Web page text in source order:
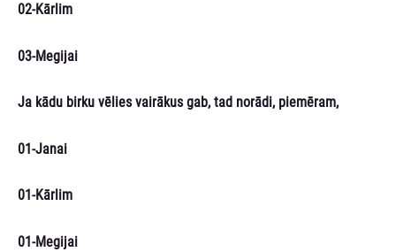
02-Kārlim
03-Megijai
Ja kādu birku vēlies vairākus gab, tad norādi, piemēram,
01-Janai
01-Kārlim
01-Megijai